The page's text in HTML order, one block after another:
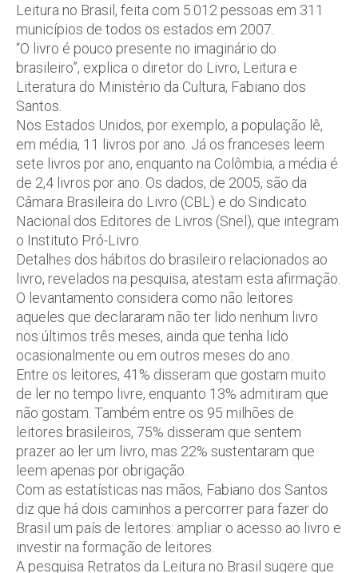
Leitura no Brasil, feita com 5.012 pessoas em 311
municípios de todos os estados em 2007.
“O livro é pouco presente no imaginário do
brasileiro”, explica o diretor do Livro, Leitura e
Literatura do Ministério da Cultura, Fabiano dos
Santos.
Nos Estados Unidos, por exemplo, a população lê,
em média, 11 livros por ano. Já os franceses leem
sete livros por ano, enquanto na Colômbia, a média é
de 2,4 livros por ano. Os dados, de 2005, são da
Câmara Brasileira do Livro (CBL) e do Sindicato
Nacional dos Editores de Livros (Snel), que integram
o Instituto Pró-Livro.
Detalhes dos hábitos do brasileiro relacionados ao
livro, revelados na pesquisa, atestam esta afirmação.
O levantamento considera como não leitores
aqueles que declararam não ter lido nenhum livro
nos últimos três meses, ainda que tenha lido
ocasionalmente ou em outros meses do ano.
Entre os leitores, 41% disseram que gostam muito
de ler no tempo livre, enquanto 13% admitiram que
não gostam. Também entre os 95 milhões de
leitores brasileiros, 75% disseram que sentem
prazer ao ler um livro, mas 22% sustentaram que
leem apenas por obrigação.
Com as estatísticas nas mãos, Fabiano dos Santos
diz que há dois caminhos a percorrer para fazer do
Brasil um país de leitores: ampliar o acesso ao livro e
investir na formação de leitores.
A pesquisa Retratos da Leitura no Brasil sugere que